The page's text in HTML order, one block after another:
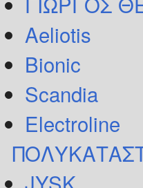
Aeliotis
Bionic
Scandia
Electroline